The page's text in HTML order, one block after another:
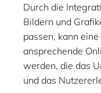
Durch die
Bildern und
passen, kann
ansprechende
werden, die das
und das